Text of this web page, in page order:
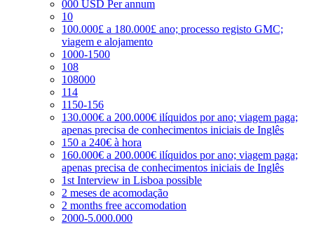
000 USD Per annum
10
100.000£ a 180.000£ ano; processo registo GMC;
viagem e alojamento
1000-1500
108
108000
114
1150-156
130.000€ a 200.000€ ilíquidos por ano; viagem paga;
apenas precisa de conhecimentos iniciais de Inglês
150 a 240€ à hora
160.000€ a 200.000€ ilíquidos por ano; viagem paga;
apenas precisa de conhecimentos iniciais de Inglês
1st Interview in Lisboa possible
2 meses de acomodação
2 months free accomodation
2000-5.000.000